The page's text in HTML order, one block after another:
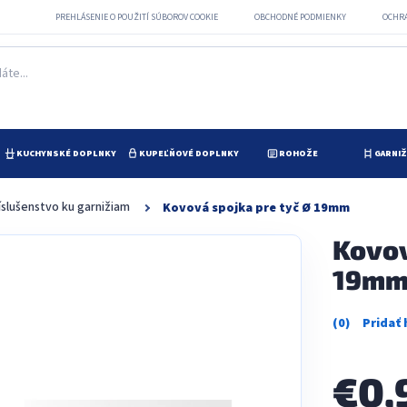
PREHLÁSENIE O POUŽITÍ SÚBOROV COOKIE OBCHODNÉ PODMIENKY
KUCHYNSKÉ DOPLNKY KUPEĽŇOVÉ DOPLNKY ROHOŽE
ku garnižiam Kovová spojka pre tyč Ø 19mm
19mm
Priemerné
0,0
z